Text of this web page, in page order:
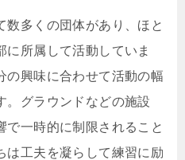
数多くの団体があり、ほと
に所属して活動していま
の興味に合わせて活動の幅
。グラウンドなどの施設
で一時的に制限されること
は工夫を凝らして練習に励